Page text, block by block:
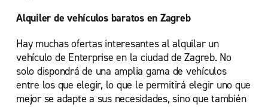
Alquiler de vehículos baratos en Zagreb
Hay muchas ofertas interesantes al alquilar un
vehículo de Enterprise en la ciudad de Zagreb. No
solo dispondrá de una amplia gama de vehículos
entre los que elegir, lo que le permitirá elegir uno que
mejor se adapte a sus necesidades, sino que también